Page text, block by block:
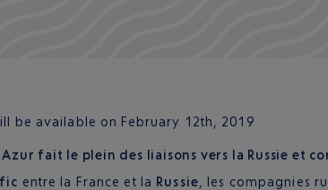
be available on February 12th, 2019
fait le plein des liaisons vers la Russie et
entre la France et la Russie, les compagnies